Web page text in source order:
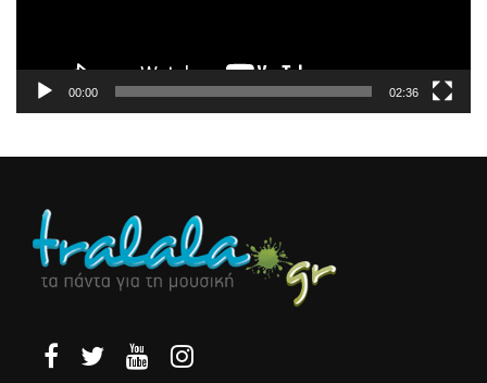
00:00 02:36